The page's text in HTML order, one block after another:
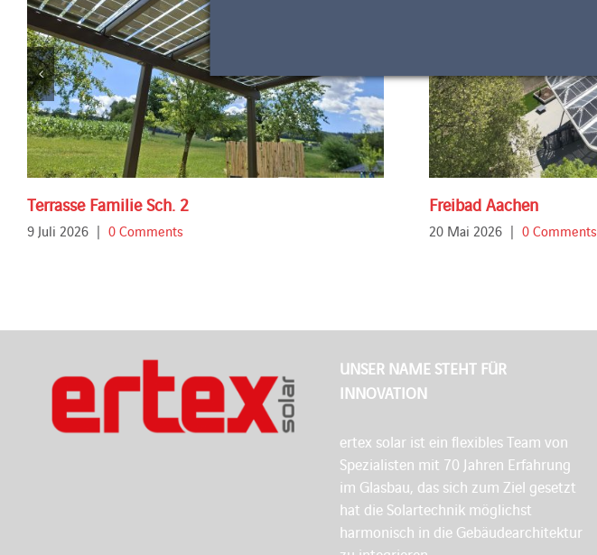
Terrasse Familie Sch. 2
9 Juli 2026 | 0 Comments
Freibad Aachen
20 Mai 2026 | 0 Comments
UNSER NAME STEHT FÜR
INNOVATION
ertex solar ist ein flexibles Team von
Spezialisten mit 70 Jahren Erfahrung
im Glasbau, das sich zum Ziel gesetzt
hat die Solartechnik möglichst
harmonisch in die Gebäudearchitektur